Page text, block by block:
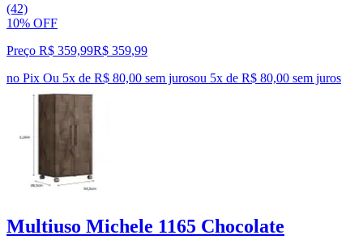
(42)
10% OFF
Preço R$ 359,99R$ 359,99
no Pix Ou 5x de R$ 80,00 sem jurosou 5x de R$ 80,00 sem juros
Multiuso Michele 1165 Chocolate